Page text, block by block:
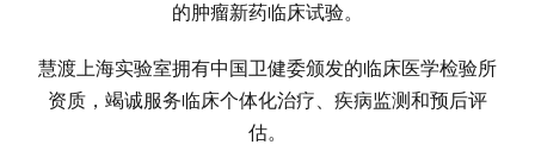
的肿瘤新药临床试验。
慧渡上海实验室拥有中国卫健委颁发的临床医学检验所
资质，竭诚服务临床个体化治疗、疾病监测和预后评
估。